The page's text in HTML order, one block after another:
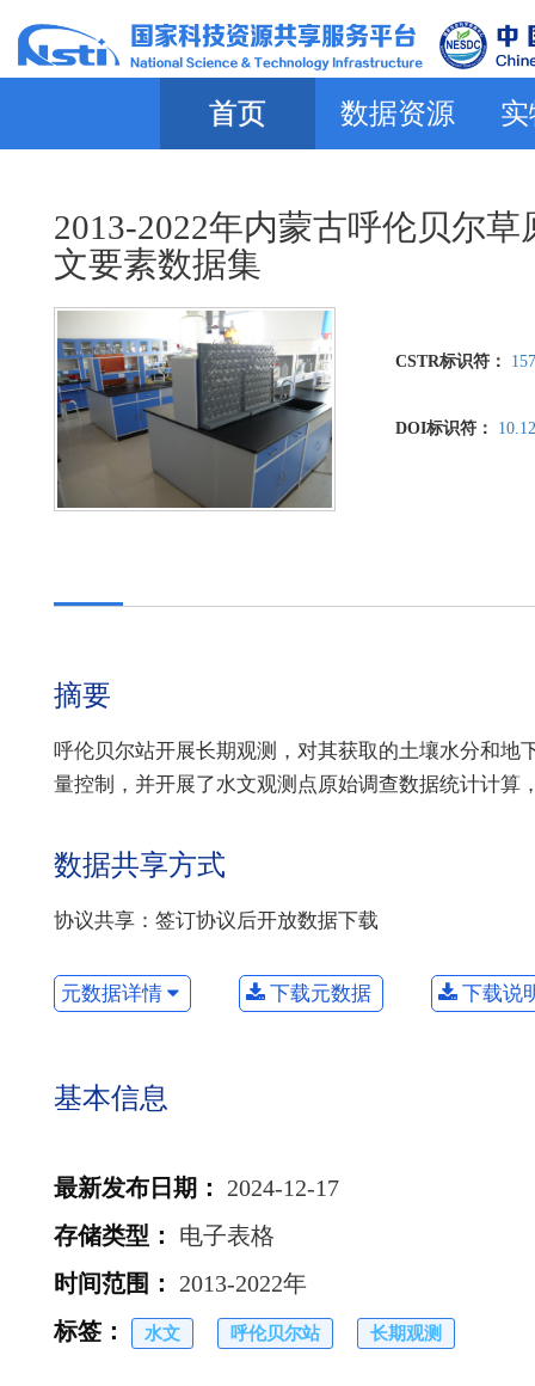
首页 数据资源
2013-2022年内蒙古呼伦贝尔
文要素数据集
CSTR标识符：
DOI标识符：
摘要
呼伦贝尔站开展长期观测，对其获取的土壤水分和地
量控制，并开展了水文观测点原始调查数据统计计算
数据共享方式
协议共享：签订协议后开放数据下载
元数据详情 下载元数据 下载说
基本信息
最新发布日期 ：
2024-12-17
存储类型 ：
电子表格
时间范围 ：
2013-2022年
标签 ： 水文 呼伦贝尔站 长期观测